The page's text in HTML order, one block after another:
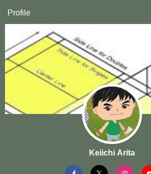
Profile
Keiichi Arita